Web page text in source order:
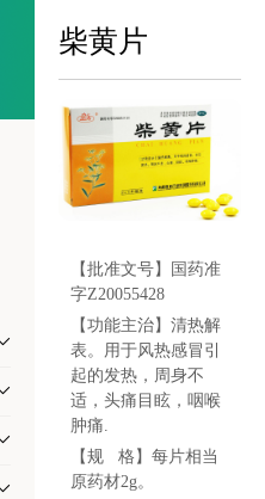
柴黄片
【批准文号】
国药准
字Z20055428
【功能主治】 清热解
表。用于风热感冒引
起的发热，周身不
适，头痛目眩，咽喉
肿痛.
【规 格】 每片相当
原药材2g。